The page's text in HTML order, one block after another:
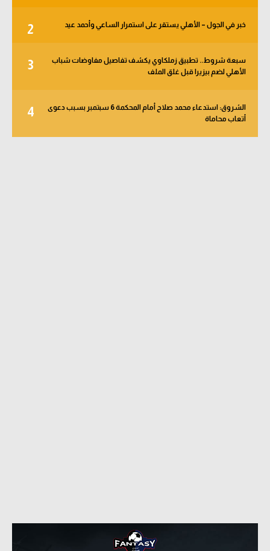
2 خبر في الجول – الأهلي يستقر على استمرار الساعي وأحمد عيد
3
سبعة شروط.. تطبيق زملكاوي يكشف تفاصيل مفاوضات شباب
الأهلي لضم بيزيرا قبل غلق الملف
4
الشروق: استدعاء محمد صلاح أمام المحكمة 6 سبتمبر بسبب دعوى
أتعاب محاماة